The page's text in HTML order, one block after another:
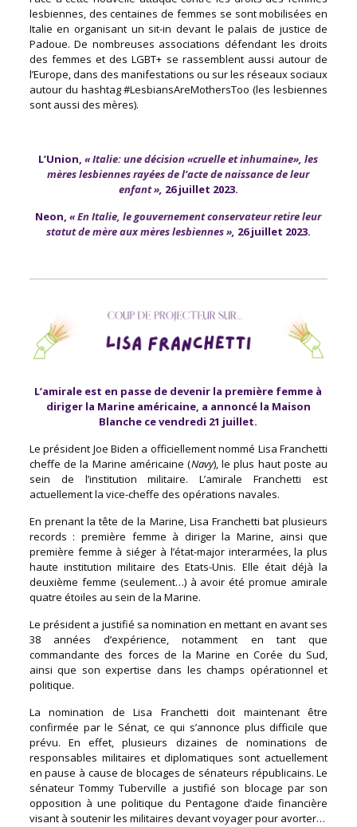
lesbiennes, des centaines de femmes se sont mobilisées en
Italie en organisant un sit-in devant le palais de justice de
Padoue. De nombreuses associations défendant les droits
des femmes et des LGBT+ se rassemblent aussi autour de
l’Europe, dans des manifestations ou sur les réseaux sociaux
autour du hashtag #LesbiansAreMothersToo (les lesbiennes
sont aussi des mères).
L’Union,« Italie: une décision «cruelle et inhumaine», les
mères lesbiennes rayées de l’acte de naissance de leur
enfant », 26 juillet 2023.
Neon,« En Italie, le gouvernement conservateur retire leur
statut de mère aux mères lesbiennes », 26juillet 2023.
L’amirale est en passe de devenir la première femme à
diriger la Marine américaine, a annoncé la Maison
Blanche ce vendredi 21 juillet.
Le président Joe Biden a officiellement nommé Lisa Franchetti
cheffe de la Marine américaine (Navy), le plus haut poste au
sein de l’institution militaire. L’amirale Franchetti est
actuellement la vice-cheffe des opérations navales.
En prenant la tête de la Marine, Lisa Franchetti bat plusieurs
records : première femme à diriger la Marine, ainsi que
première femme à siéger à l’état-major interarmées, la plus
haute institution militaire des Etats-Unis. Elle était déjà la
deuxième femme (seulement…) à avoir été promue amirale
quatre étoiles au sein de la Marine.
Le président a justifié sa nomination en mettant en avant ses
38 années d’expérience, notamment en tant que
commandante des forces de la Marine en Corée du Sud,
ainsi que son expertise dans les champs opérationnel et
politique.
La nomination de Lisa Franchetti doit maintenant être
confirmée par le Sénat, ce qui s’annonce plus difficile que
prévu. En effet, plusieurs dizaines de nominations de
responsables militaires et diplomatiques sont actuellement
en pause à cause de blocages de sénateurs républicains. Le
sénateur Tommy Tuberville a justifié son blocage par son
opposition à une politique du Pentagone d’aide financière
visant à soutenir les militaires devant voyager pour avorter…